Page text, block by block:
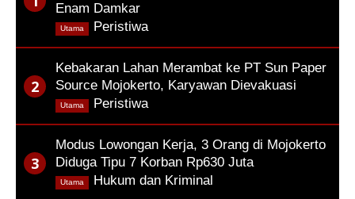
Enam Damkar
Peristiwa,
Utama
Kebakaran Lahan Merambat ke PT Sun Paper
Source Mojokerto, Karyawan Dievakuasi
Peristiwa,
Utama
Modus Lowongan Kerja, 3 Orang di Mojokerto
Diduga Tipu 7 Korban Rp630 Juta
Hukum dan Kriminal
Utama